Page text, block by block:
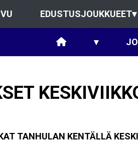
EDUSTUSJOUKKUEET▾
▾
TANHULAN KENTÄLLÄ